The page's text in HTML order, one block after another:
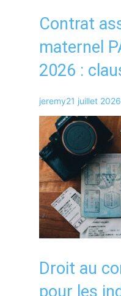
Contrat
maternel
2026 :
jeremy21 juillet 2026
Droit au
pour les